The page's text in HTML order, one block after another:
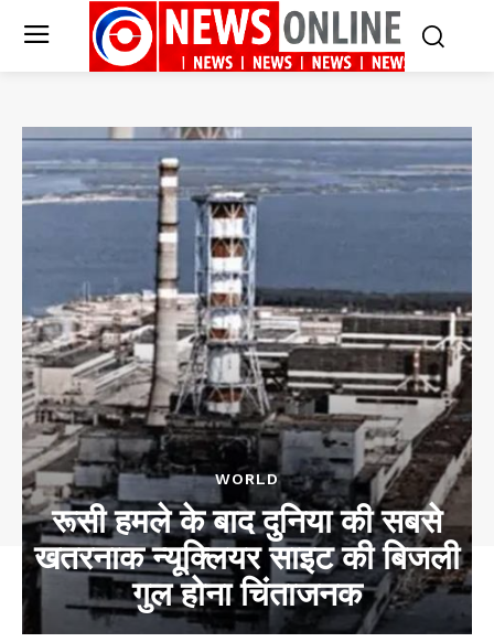
WORLD
रूसी हमले के बाद दुनिया की सबसे
खतरनाक न्यूक्लियर साइट की बिजली
गुल होना चिंताजनक